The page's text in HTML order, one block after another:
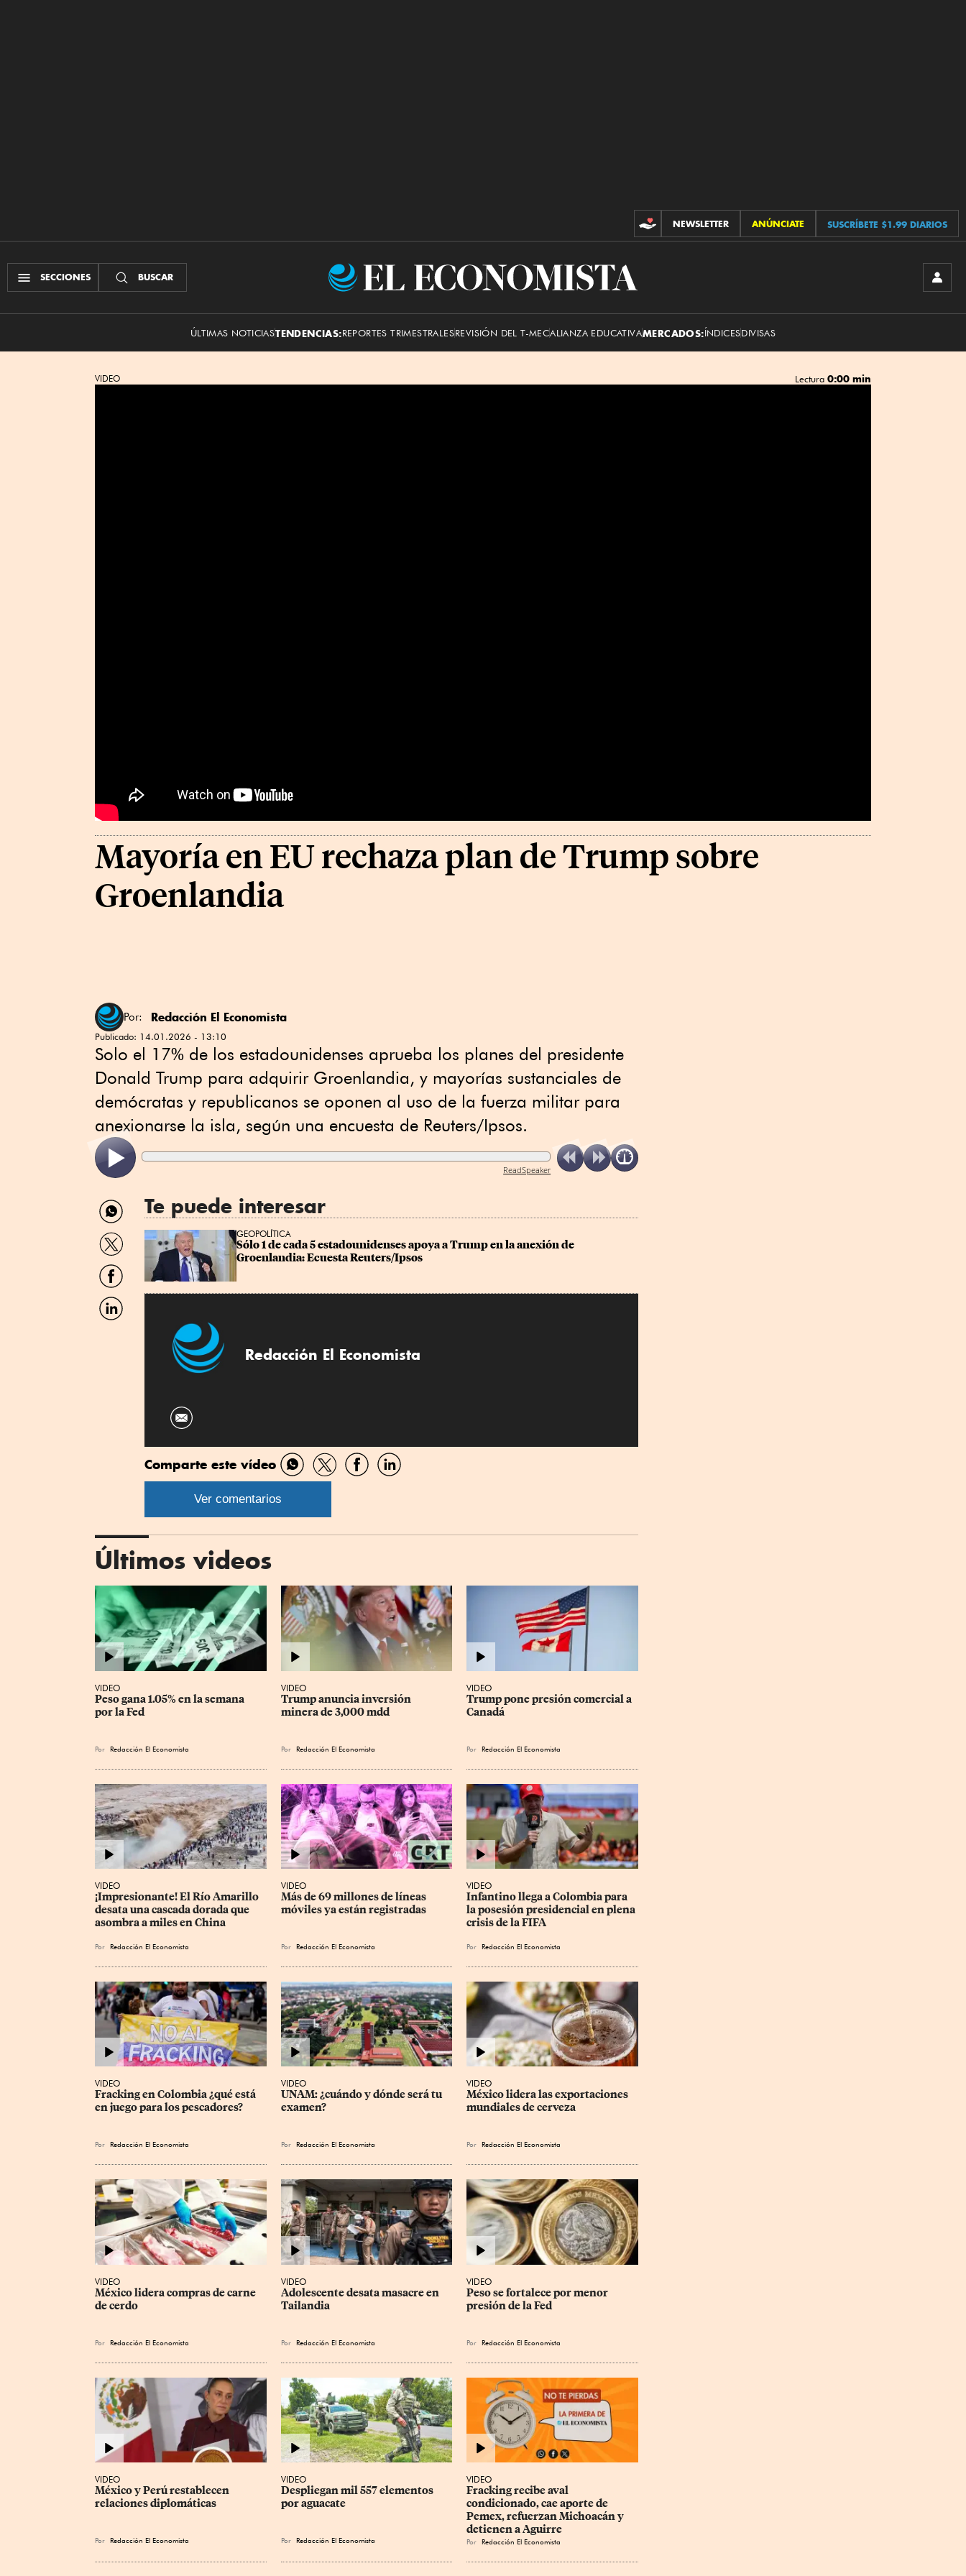
CONTRIBUCIONES
NEWSLETTER ANÚNCIATE SUSCRÍBETE $1.99 DIARIOS
SECCIONES BUSCAR
El
ÚLTIMAS NOTICIASTENDENCIAS:REPORTES TRIMESTRALESREVISIÓN DEL T-MECALIANZA EDUCATIVAMERCADOS:ÍNDICESDIVISAS
VIDEO Lectura 0:00 min
Mayoría en EU rechaza plan de Trump sobre
Groenlandia
Por: Redacción El Economista
Publicado: 14.01.2026 - 13:10
Solo el 17% de los estadounidenses aprueba los planes del presidente
‍Donald Trump para adquirir Groenlandia, y mayorías sustanciales de
demócratas y republicanos se oponen al uso ‍de la fuerza militar para
anexionarse la isla, según una ​encuesta de Reuters/Ipsos.
ReadSpeaker
Compartir
por
WhatsApp
Compartir
por
Twitter
Compartir
por
Facebook
Compartir
por
Te puede interesar
GEOPOLÍTICA
Sólo 1 de cada 5 estadounidenses apoya a Trump en la anexión de
Groenlandia: Ecuesta Reuters/Ipsos
Redacción El Economista
Comparte este vídeo
Compartir
por
Compartir
por
CompartirCompartir
Ver comentarios
Últimos videos
VIDEO
Peso gana 1.05% en la semana
por la Fed
Por Redacción El Economista
VIDEO
Trump anuncia inversión
minera de 3,000 mdd
Por Redacción El Economista
VIDEO
Trump pone presión comercial a
Canadá
Por Redacción El Economista
VIDEO
¡Impresionante! El Río Amarillo
desata una cascada dorada que
asombra a miles en China
Por Redacción El Economista
VIDEO
Más de 69 millones de líneas
móviles ya están registradas
Por Redacción El Economista
VIDEO
Infantino llega a Colombia para
la posesión presidencial en plena
crisis de la FIFA
Por Redacción El Economista
VIDEO
Fracking en Colombia ¿qué está
en juego para los pescadores?
Por Redacción El Economista
VIDEO
UNAM: ¿cuándo y dónde será tu
examen?
Por Redacción El Economista
VIDEO
México lidera las exportaciones
mundiales de cerveza
Por Redacción El Economista
VIDEO
México lidera compras de carne
de cerdo
Por Redacción El Economista
VIDEO
Adolescente desata masacre en
Tailandia
Por Redacción El Economista
VIDEO
Peso se fortalece por menor
presión de la Fed
Por Redacción El Economista
VIDEO
México y Perú restablecen
relaciones diplomáticas
Por Redacción El Economista
VIDEO
Despliegan mil 557 elementos
por aguacate
Por Redacción El Economista
VIDEO
Fracking recibe aval
condicionado, cae aporte de
Pemex, refuerzan Michoacán y
detienen a Aguirre
Por Redacción El Economista